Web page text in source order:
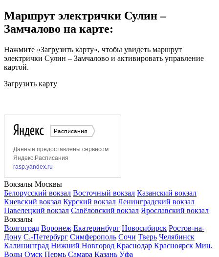
Маршрут электрички Сулин –
Замчалово на карте:
Нажмите «Загрузить карту», чтобы увидеть маршрут
электрички Сулин – Замчалово и активировать управление
картой.
Загрузить карту
Вокзалы Москвы
Белорусский вокзал Восточный вокзал Казанский вокзал
Киевский вокзал Курский вокзал Ленинградский вокзал
Павелецкий вокзал Савёловский вокзал Ярославский вокзал
Вокзалы
Волгоград Воронеж Екатеринбург Новосибирск Ростов-на-
Дону С.-Петербург Симферополь Сочи Тверь Челябинск
Калининград Нижний Новгород Краснодар Красноярск Мин.
Воды Омск Пермь Самара Казань Уфа